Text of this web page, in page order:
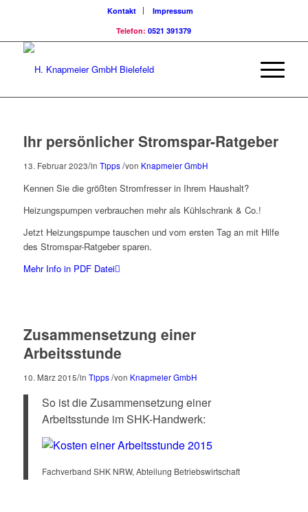
Kontakt
Impressum
Telefon:0521 391379
Ihr persönlicher Stromspar-Ratgeber
13. Februar 2023/in Tipps /von Knapmeier GmbH
Kennen Sie die größten Stromfresser in Ihrem Haushalt?
Heizungspumpen verbrauchen mehr als Kühlschrank & Co.!
Jetzt Heizungspumpe tauschen und vom ersten Tag an mit Hilfe
des Stromspar-Ratgeber sparen.
Mehr Info in PDF Datei
Zusammensetzung einer
Arbeitsstunde
10. März 2015/in Tipps /von Knapmeier GmbH
So ist die Zusammensetzung einer
Arbeitsstunde im SHK-Handwerk:
Fachverband SHK NRW, Abteilung Betriebswirtschaft